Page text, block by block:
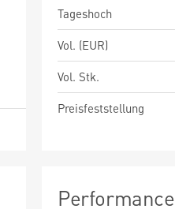
Tageshoch
Vol. (EUR)
Vol. Stk.
Preisfeststellung
Performance